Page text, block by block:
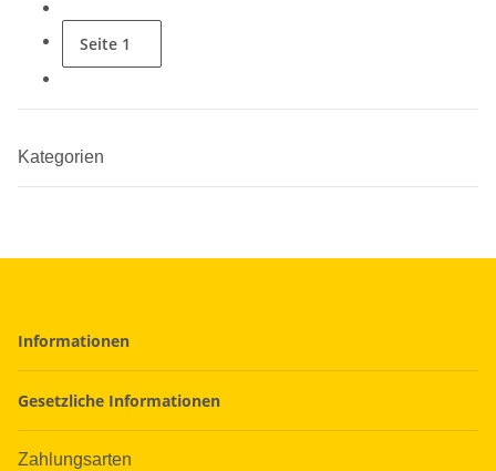
Seite 1
Kategorien
Informationen
Gesetzliche Informationen
Zahlungsarten